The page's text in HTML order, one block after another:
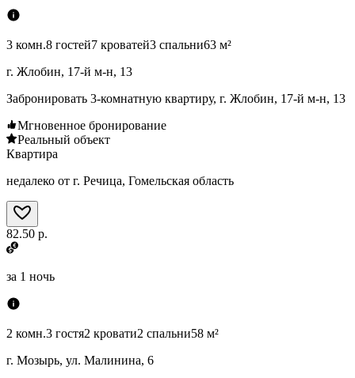
3 комн.8 гостей7 кроватей3 спальни63 м²
г. Жлобин, 17-й м-н, 13
Забронировать 3-комнатную квартиру, г. Жлобин, 17-й м-н, 13
Мгновенное бронирование
Реальный объект
Квартира
недалеко от г. Речица, Гомельская область
82.50 р.
за 1 ночь
2 комн.3 гостя2 кровати2 спальни58 м²
г. Мозырь, ул. Малинина, 6